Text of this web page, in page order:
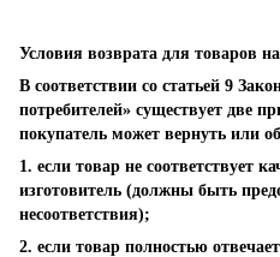
Условия возврата для товаров
В соответствии со статьей 9
потребителей» существует две
покупатель может вернуть или
1. если товар не соответствует
изготовитель (должны быть
несоответствия);
2. если товар полностью